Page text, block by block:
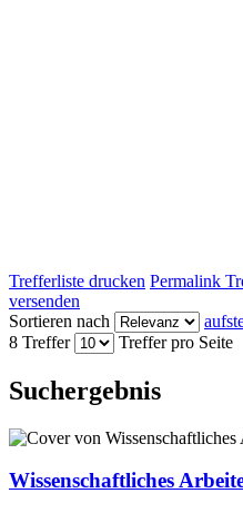
Trefferliste drucken Permalink
versenden
Sortieren nach
8 Treffer
Treffer pro Seite
Suchergebnis
Wissenschaftliches